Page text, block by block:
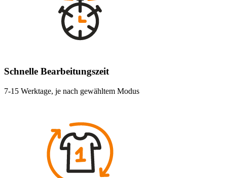
Schnelle Bearbeitungszeit
7-15 Werktage, je nach gewähltem Modus